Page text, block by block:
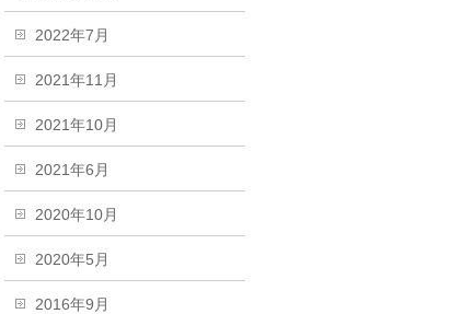
2022年7月
2021年11月
2021年10月
2021年6月
2020年10月
2020年5月
2016年9月